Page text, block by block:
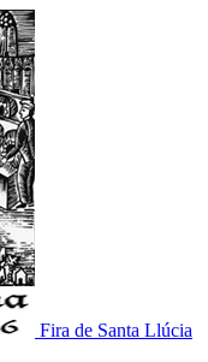
Fira de Santa Llúcia